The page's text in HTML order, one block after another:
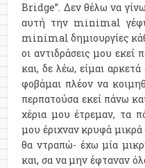
Bridge”. Δεν θέλω να
αυτή την minimal
minimal δημιουργίες
οι αντιδράσεις μου
και, δε λέω, είμαι
φοβάμαι πλέον να
περπατούσα εκεί πάνω
χέρια μου έτρεμαν, τα
μου έριχναν κρυφά
θα ντραπώ- έχω μία
και, σα να μην έφταναν